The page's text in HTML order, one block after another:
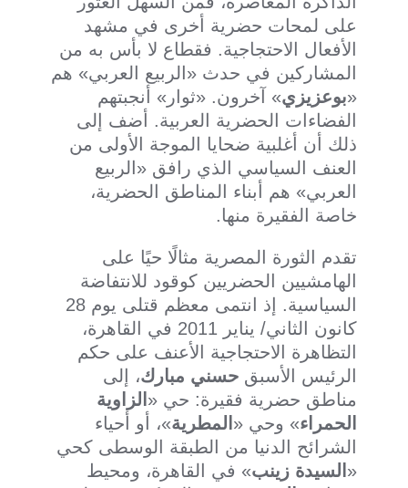
على لمحات حضرية أخرى في مشهد
الأفعال الاحتجاجية. فقطاع لا بأس به من
المشاركين في حدث «الربيع العربي» هم
«بوعزيزي» آخرون. «ثوار» أنجبتهم
الفضاءات الحضرية العربية. أضف إلى
ذلك أن أغلبية ضحايا الموجة الأولى من
العنف السياسي الذي رافق «الربيع
العربي» هم أبناء المناطق الحضرية،
خاصة الفقيرة منها.
تقدم الثورة المصرية مثالًا حيًا على
الهامشيين الحضريين كوقود للانتفاضة
السياسية. إذ انتمى معظم قتلى يوم 28
كانون الثاني/ يناير 2011 في القاهرة،
التظاهرة الاحتجاجية الأعنف على حكم
الرئيس الأسبق حسني مبارك، إلى
مناطق حضرية فقيرة: حي « الزاوية
الحمراء» وحي « المطرية»، أو أحياء
الشرائح الدنيا من الطبقة الوسطى كحي
« السيدة زينب» في القاهرة، ومحيط